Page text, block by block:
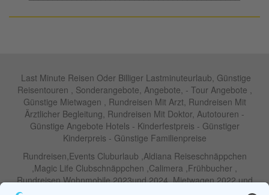
Last Minute Reisen Oder Billiger Lastminuteurlaub, Günstige
Reisentouren , Sonderangebote, Angebote, - Tour Angebote ,
Günstige Mietwagen , Rundreisen Mit Arzt, Rundreisen Mit
Ärztlicher Begleitung, Rundreisen Mit Doktor, Autotouren -
Günstige Angebote Hotels - Kinderfestpreis - Günstiger
Kinderpreis - Günstige Familienpreise
Rundreisen,Events Cluburlaub ,Aldiana Reiseschnäppchen
,Magic Life Clubschnäppchen ,Calimera ,Frühbucher ,
Rundreisen Wohnmobile 2023und 2024 ,Mietwagen 2022 und